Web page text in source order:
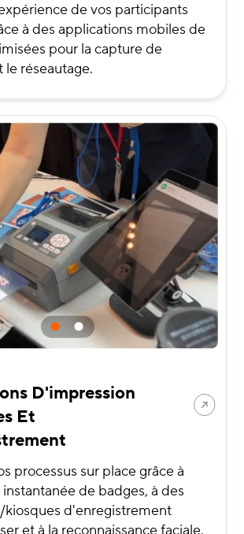
de vos participants
à des applications mobiles de
pour la capture de
le réseautage.
D'impression
Et
processus sur place grâce à
de badges, à des
kiosques d'enregistrement